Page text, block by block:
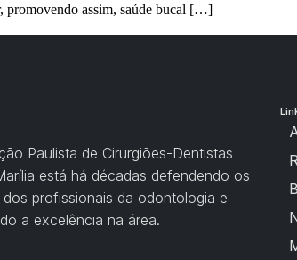
promovendo assim, saúde bucal […]
Paulista de Cirurgiões-Dentistas
está há décadas defendendo os
dos profissionais da odontologia e
a excelência na área.